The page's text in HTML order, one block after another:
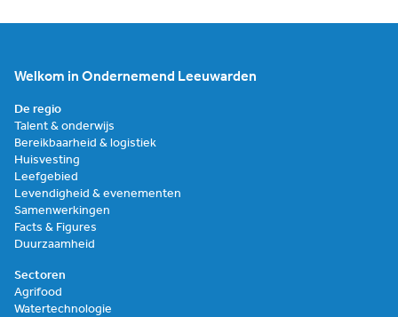
Welkom in Ondernemend Leeuwarden
De regio
Talent & onderwijs
Bereikbaarheid & logistiek
Huisvesting
Leefgebied
Levendigheid & evenementen
Samenwerkingen
Facts & Figures
Duurzaamheid
Sectoren
Agrifood
Watertechnologie